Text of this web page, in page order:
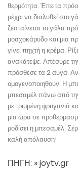
θερμότητα. Έπειτα
μέχρι να διαλυθεί στο
ζεσταίνεται το γάλα
μοσχοκάρυδο και μια
γίνει πηχτή η κρέμα.
ανακάτεψε. Απέσυρε
πρόσθεσε τα 2 αυγά.
ομογενοποιηθούν. Η
μπεσαμέλ πάνω από
με τριμμένη φρυγανιά
μια ώρα σε
ροδίσει η μπεσαμέλ.
καλή απόλαυση!
ΠΗΓΗ: » joytv.gr